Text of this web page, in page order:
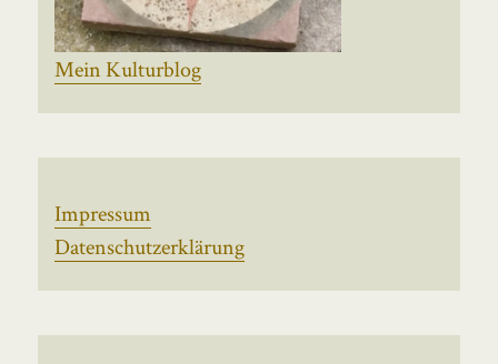
Mein Kulturblog
Impressum
Datenschutzerklärung